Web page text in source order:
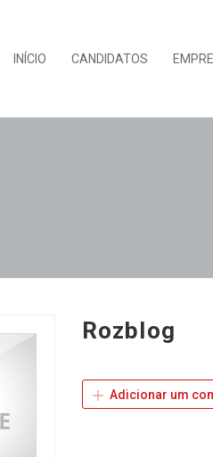
INÍCIO CANDIDATOS
Rozblog
Adicionar um